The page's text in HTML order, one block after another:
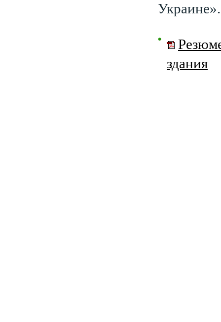
Украине».
здания